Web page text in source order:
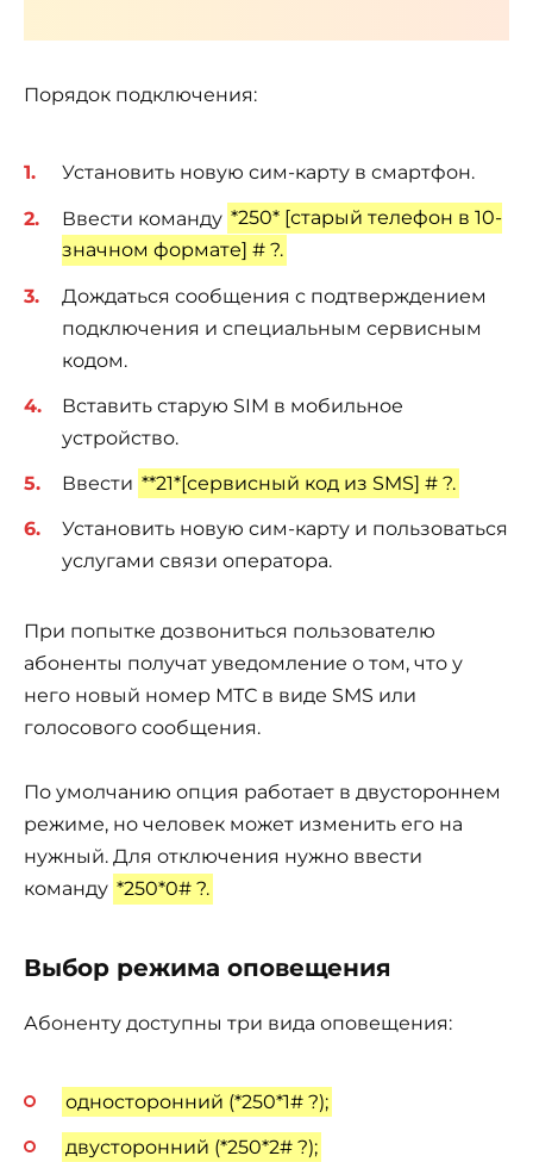
Порядок подключения:
Установить новую сим-карту в смартфон.
Ввести команду *250* [старый телефон в 10-
значном формате] # ?.
Дождаться сообщения с подтверждением
подключения и специальным сервисным
кодом.
Вставить старую SIM в мобильное
устройство.
Ввести **21*[сервисный код из SMS] # ?.
Установить новую сим-карту и пользоваться
услугами связи оператора.
При попытке дозвониться пользователю
абоненты получат уведомление о том, что у
него новый номер МТС в виде SMS или
голосового сообщения.
По умолчанию опция работает в двустороннем
режиме, но человек может изменить его на
нужный. Для отключения нужно ввести
команду *250*0# ?.
Выбор режима оповещения
Абоненту доступны три вида оповещения:
односторонний (*250*1# ?);
двусторонний (*250*2# ?);